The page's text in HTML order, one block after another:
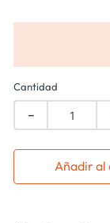
Cantidad
－
Añadir